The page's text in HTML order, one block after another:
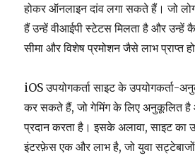
होकर ऑनलाइन दांव लगा सकते हैं। जो
हैं उन्हें वीआईपी स्टेटस मिलता है और उन्हें
सीमा और विशेष प्रमोशन जैसे लाभ प्राप्त
iOS उपयोगकर्ता साइट के उपयोगकर्ता-
कर सकते हैं, जो गेमिंग के लिए अनुकूलित है
प्रदान करता है। इसके अलावा, साइट का
इंटरफ़ेस एक और लाभ है, जो युवा